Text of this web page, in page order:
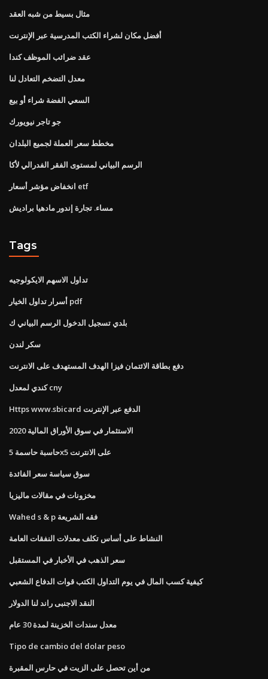
مثال بسيط من شبه العقد
أفضل مكان لشراء الكتب المدرسية عبر الإنترنت
عقد ضرائب الموظف كندا
معدل التضخم التعادل لنا
السعي الفضة شراء أو بيع
جو تاجر نيويورك
مخطط سعر العملة لجميع البلدان
الرسم البياني لمستوى الفقر الفدرالي لأكا
انخفاض مؤشر أسعار etf
مساء. تجارة إندور مادهيا براديش
Tags
تداول الاسهم الايكولوجيه
أسرار تداول الخيار pdf
بلدي تسجيل الدخول الرسم البياني ك
سكر لندن
دفع بطاقة الائتمان فيزا الهدف المستهدف على الانترنت
كندي لمعدل cny
Https www.sbicard الدفع عبر الإنترنت
الاستثمار في سوق الأوراق المالية 2020
حاسبة حاسمة 5x5 على الانترنت
سوق سياسة سعر الفائدة
مخزونات في مقالات ماليزيا
Wahed s & p فقه الشريعة
النشاط على أساس تكلف معدلات النفقات العامة
سعر الذهب في الأخبار في المستقبل
كيفية كسب المال في يوم التداول الكتب قوات الدفاع الشعبي
النقد الاجنبى راند لنا الدولار
معدل سندات الخزينة لمدة 30 عام
Tipo de cambio del dolar peso
من أين تحصل على الزيت في حارس المقبرة